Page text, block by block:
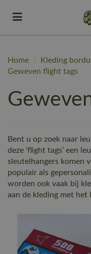
(Werkkleding)
(Bedrukken)
Toggle navigation
Home / Kleding
Geweven flight tags
Bent u op zoek naar
deze ‘flight tags’ een
sleutelhangers komen
populair als
worden ook vaak bij
aan de kleding met het